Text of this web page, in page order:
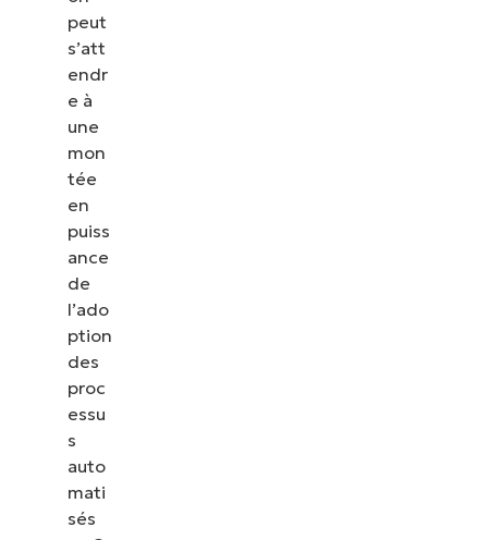
peut
s’att
endr
e à
une
mon
tée
en
puiss
ance
de
l’ado
ption
des
proc
essu
s
auto
mati
sés